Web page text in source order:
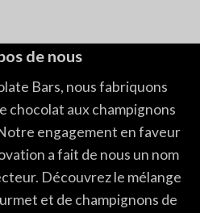
de nous
Bars, nous fabriquons
chocolat aux champignons
engagement en faveur
a fait de nous un nom
Découvrez le mélange
et de champignons de